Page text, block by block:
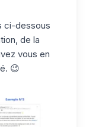
ci-dessous
de la
vous en
😉